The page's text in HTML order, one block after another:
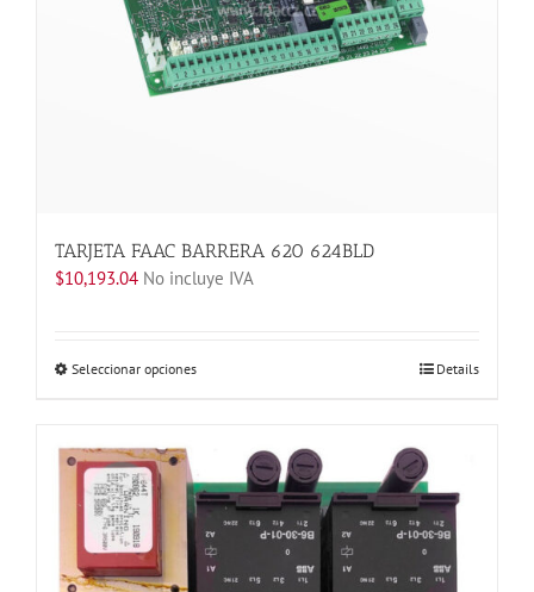
página
de
producto
TARJETA FAAC BARRERA 620 624BLD
$10,193.04 No incluye IVA
Seleccionar opcionesEste
múltiples
variantes.
Las
opciones
se
pueden
Details